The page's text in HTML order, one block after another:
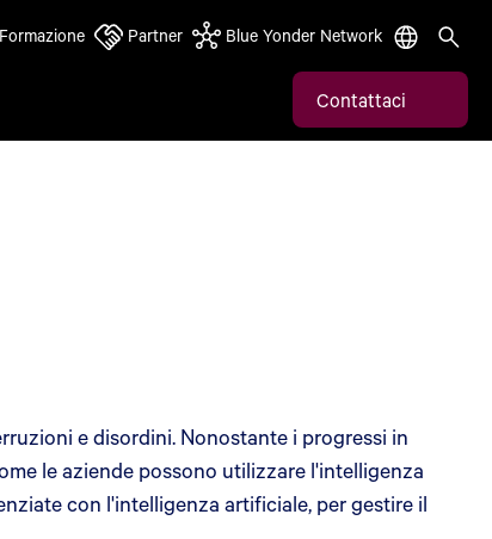
Formazione Partner Blue Yonder Network
Contattaci
e disordini. Nonostante i progressi in
le aziende possono utilizzare l'intelligenza
con l'intelligenza artificiale, per gestire il